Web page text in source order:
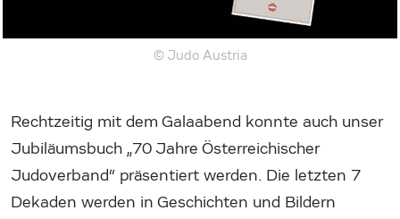
© Judo Austria
Rechtzeitig mit dem Galaabend konnte auch unser
Jubiläumsbuch „70 Jahre Österreichischer
Judoverband“ präsentiert werden. Die letzten 7
Dekaden werden in Geschichten und Bildern